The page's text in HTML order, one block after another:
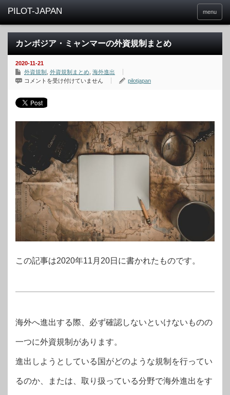
menu
カンボジア・ミャンマーの外資規制まとめ
2020-11-21
外資規制 外資規制まとめ 海外進出
カ
ジ
ア・
ン
の
制
ま
と
め
は
コメントを受け付けていません pilotjapan
この記事は2020年11月20日に書かれたものです。
海外へ進出する際、必ず確認しないといけないものの
一つに外資規制があります。
進出しようとしている国がどのような規制を行ってい
るのか、または、取り扱っている分野で海外進出をす